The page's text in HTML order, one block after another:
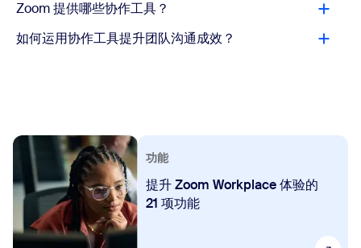
Zoom 提供哪些协作工具？
如何运用协作工具提升团队沟通成效？
功能
提升 Zoom Workplace 体验的
21 项功能